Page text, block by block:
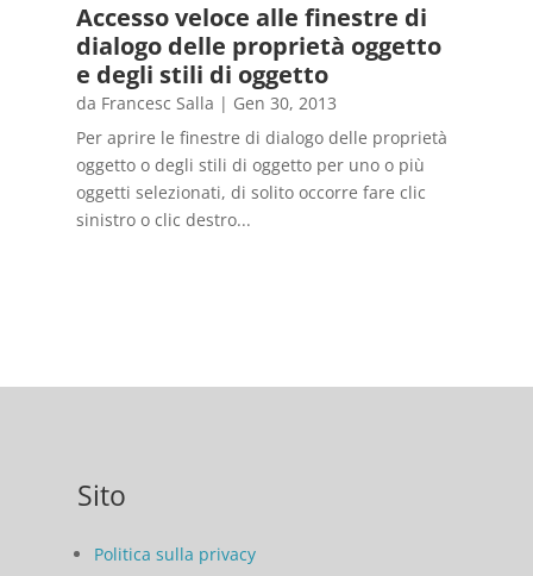
Accesso veloce alle finestre di
dialogo delle proprietà oggetto
e degli stili di oggetto
da Francesc Salla | Gen 30, 2013
Per aprire le finestre di dialogo delle proprietà
oggetto o degli stili di oggetto per uno o più
oggetti selezionati, di solito occorre fare clic
sinistro o clic destro...
Sito
Politica sulla privacy